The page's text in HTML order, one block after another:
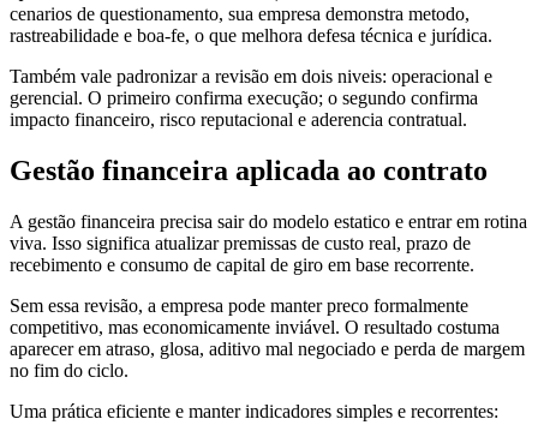
cenarios de questionamento, sua empresa demonstra metodo,
rastreabilidade e boa-fe, o que melhora defesa técnica e jurídica.
Também vale padronizar a revisão em dois niveis: operacional e
gerencial. O primeiro confirma execução; o segundo confirma
impacto financeiro, risco reputacional e aderencia contratual.
Gestão financeira aplicada ao contrato
A gestão financeira precisa sair do modelo estatico e entrar em rotina
viva. Isso significa atualizar premissas de custo real, prazo de
recebimento e consumo de capital de giro em base recorrente.
Sem essa revisão, a empresa pode manter preco formalmente
competitivo, mas economicamente inviável. O resultado costuma
aparecer em atraso, glosa, aditivo mal negociado e perda de margem
no fim do ciclo.
Uma prática eficiente e manter indicadores simples e recorrentes: